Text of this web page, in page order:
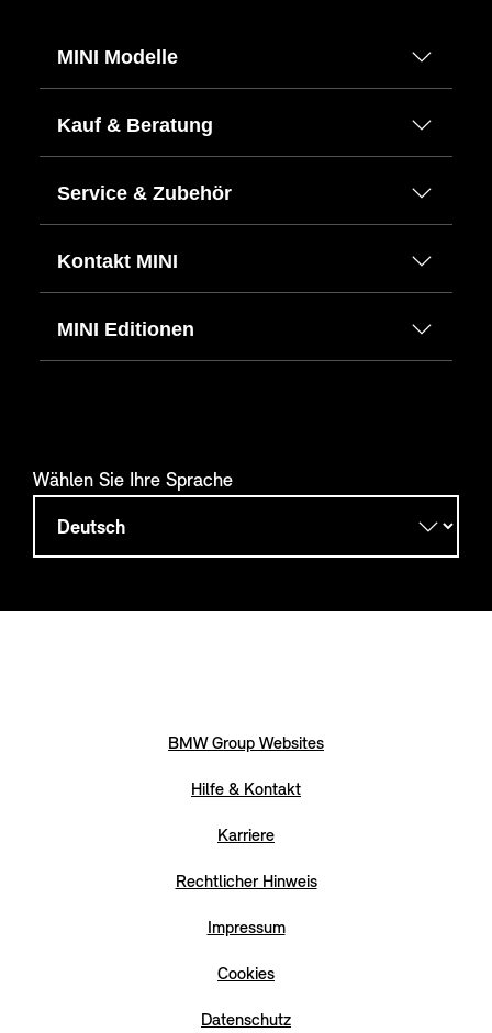
MINI Modelle
Kauf & Beratung
Service & Zubehör
Kontakt MINI
MINI Editionen
Wählen Sie Ihre Sprache
BMW Group Websites
Hilfe & Kontakt
Karriere
Rechtlicher Hinweis
Impressum
Cookies
Datenschutz